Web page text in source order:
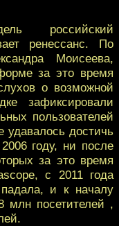
российский
ренессанс. По
Моисеева,
за это время
о возможной
зафиксировали
пользователей
достичь
году, ни после
за это время
c 2011 года
и к началу
млн посетителей ,